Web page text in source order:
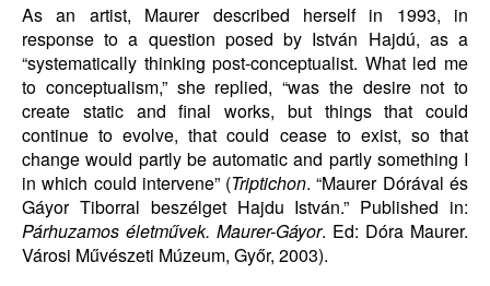
As an artist, Maurer described herself in 1993, in
response to a question posed by István Hajdú, as a
“systematically thinking post-conceptualist. What led me
to conceptualism,” she replied, “was the desire not to
create static and final works, but things that could
continue to evolve, that could cease to exist, so that
change would partly be automatic and partly something I
in which could intervene” (Triptichon. “Maurer Dórával és
Gáyor Tiborral beszélget Hajdu István.” Published in:
Párhuzamos életművek. Maurer-Gáyor. Ed: Dóra Maurer.
Városi Művészeti Múzeum, Győr, 2003).